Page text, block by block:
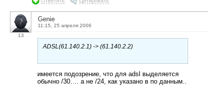
13
Genie
11:15, 25 апреля 2006
ADSL(61.140.2.1) -> (61.140.2.2)
имеется подозрение, что для adsl выделяется
обычно /30…. а не /24, как указано в по данным..